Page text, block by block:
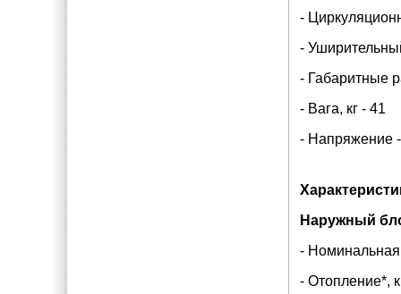
-
-
- Габаритные
- Вага, кг - 41
- Напряжение
Наружный
- Номинальная
- Отопление*,